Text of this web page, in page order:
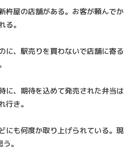
杵屋の店舗がある。お客が頼んでか
る。
に、駅売りを買わないで店舗に寄る
に、期待を込めて発売された弁当は
行き。
にも何度か取り上げられている。現
。